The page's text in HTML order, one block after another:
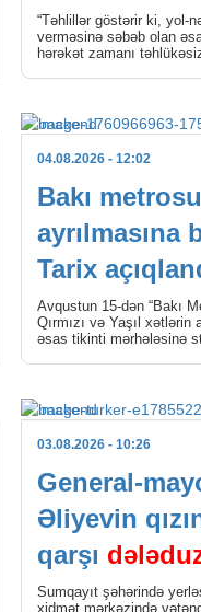
“Təhlillər göstərir ki, yol-
verməsinə səbəb olan
hərəkət zamanı
04.08.2026- 12:02
Bakı
ayrılmasına
Tarix
Avqustun 15-dən “Bakı
Qırmızı və Yaşıl xətlərin
əsas tikinti mərhələsinə
03.08.2026- 10:26
General-
Əliyevin
qarşı
Sumqayıt şəhərində
xidmət mərkəzində